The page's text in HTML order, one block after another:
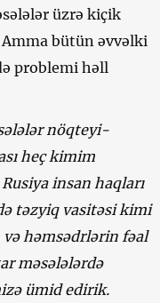
üzrə kiçik
bütün əvvəlki
problemi həll
nöqteyi-
heç kimim
insan haqları
təzyiq vasitəsi kimi
həmsədrlərin fəal
məsələlərdə
ümid edirik.